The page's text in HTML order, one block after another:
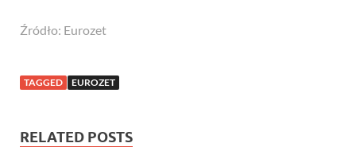
Źródło: Eurozet
TAGGED EUROZET
RELATED POSTS